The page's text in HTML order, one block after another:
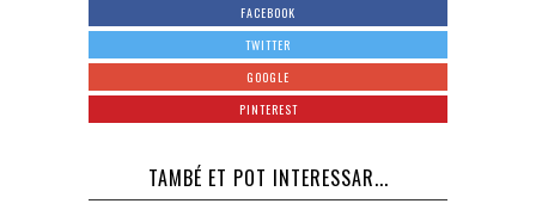
FACEBOOK
TWITTER
GOOGLE
PINTEREST
TAMBÉ ET POT INTERESSAR...